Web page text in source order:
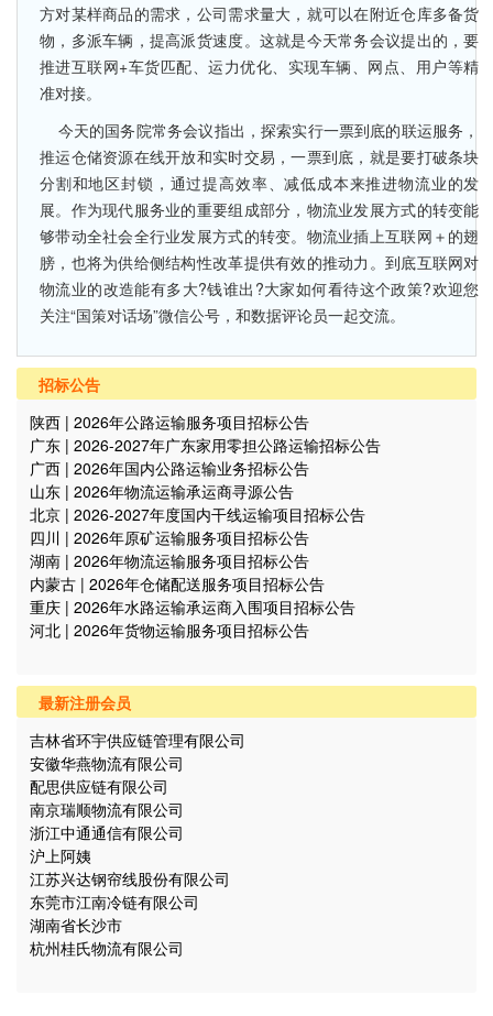
方对某样商品的需求，公司需求量大，就可以在附近仓库多备货
物，多派车辆，提高派货速度。这就是今天常务会议提出的，要
推进互联网+车货匹配、运力优化、实现车辆、网点、用户等精
准对接。
今天的国务院常务会议指出，探索实行一票到底的联运服务，
推运仓储资源在线开放和实时交易，一票到底，就是要打破条块
分割和地区封锁，通过提高效率、减低成本来推进物流业的发
展。作为现代服务业的重要组成部分，物流业发展方式的转变能
够带动全社会全行业发展方式的转变。物流业插上互联网＋的翅
膀，也将为供给侧结构性改革提供有效的推动力。到底互联网对
物流业的改造能有多大?钱谁出?大家如何看待这个政策?欢迎您
关注“国策对话场”微信公号，和数据评论员一起交流。
招标公告
陕西 | 2026年公路运输服务项目招标公告
广东 | 2026-2027年广东家用零担公路运输招标公告
广西 | 2026年国内公路运输业务招标公告
山东 | 2026年物流运输承运商寻源公告
北京 | 2026-2027年度国内干线运输项目招标公告
四川 | 2026年原矿运输服务项目招标公告
湖南 | 2026年物流运输服务项目招标公告
内蒙古 | 2026年仓储配送服务项目招标公告
重庆 | 2026年水路运输承运商入围项目招标公告
河北 | 2026年货物运输服务项目招标公告
最新注册会员
吉林省环宇供应链管理有限公司
安徽华燕物流有限公司
配思供应链有限公司
南京瑞顺物流有限公司
浙江中通通信有限公司
沪上阿姨
江苏兴达钢帘线股份有限公司
东莞市江南冷链有限公司
湖南省长沙市
杭州桂氏物流有限公司